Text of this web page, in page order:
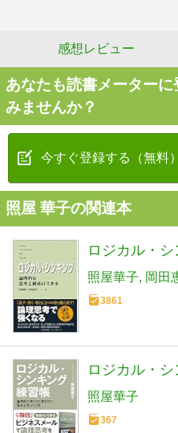
感想レビュー
あなたも読書メーター
みませんか？
今すぐ登録する（無料）
照屋 華子の関連本
ロジカル・
照屋華子 岡田
3861
ロジカル・
照屋華子
367